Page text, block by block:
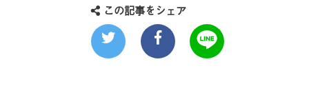
この記事をシェア